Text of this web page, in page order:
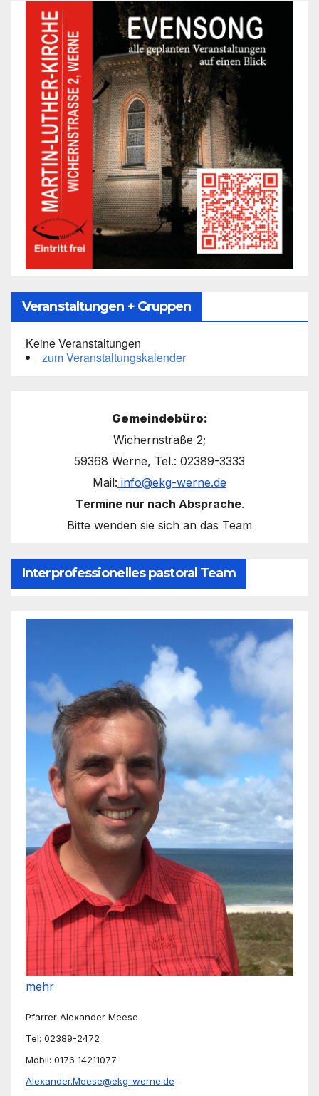
Veranstaltungen + Gruppen
Keine Veranstaltungen
zum Veranstaltungskalender
Gemeindebüro:
Wichernstraße 2;
59368 Werne, Tel.: 02389-3333
Mail: info@ekg-werne.de
Termine nur nach Absprache.
Bitte wenden sie sich an das Team
Interprofessionelles pastoral Team
mehr
Pfarrer Alexander Meese
Tel: 02389-2472
Mobil: 0176 14211077
Alexander.Meese@ekg-werne.de